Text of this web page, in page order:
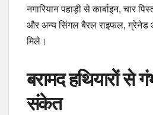
नगारियान पहाड़ी से कार्बाइन, चार
और अन्य सिंगल बैरल राइफल, ग्रेनेड
मिले।
बरामद हथियारों से
संकेत